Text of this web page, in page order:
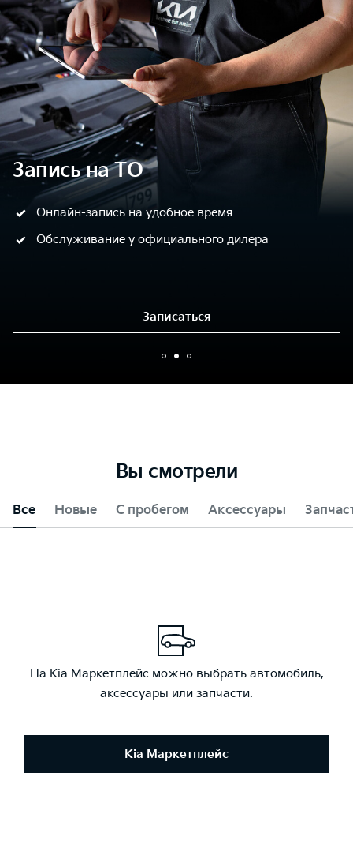
Запись на ТО
Онлайн-запись на удобное время
Обслуживание у официального дилера
Записаться
Вы смотрели
Все Новые С пробегом Аксессуары
На Kia Маркетплейс можно выбрать автомобиль,
аксессуары или запчасти.
Kia Маркетплейс